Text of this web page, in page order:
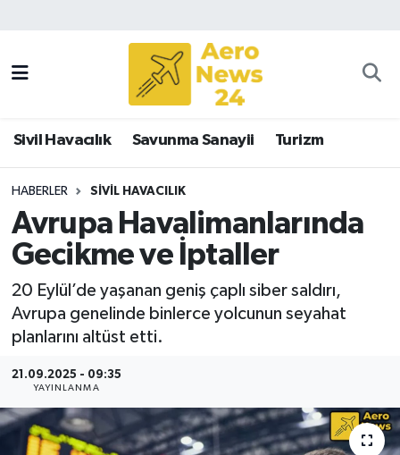
Sivil Havacılık Savunma Sanayii Turizm
HABERLER SIVIL HAVACILIK
Avrupa Havalimanlarında
Gecikme ve İptaller
20 Eylül’de yaşanan geniş çaplı siber saldırı,
Avrupa genelinde binlerce yolcunun seyahat
planlarını altüst etti.
21.09.2025 - 09:35
YAYINLANMA